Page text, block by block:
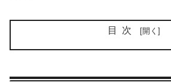
目次